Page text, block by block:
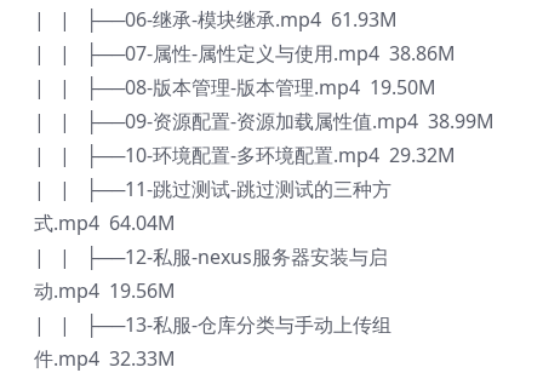
| | ├──06-继承-模块继承.mp4 61.93M
| | ├──07-属性-属性定义与使用.mp4 38.86M
| | ├──08-版本管理-版本管理.mp4 19.50M
| | ├──09-资源配置-资源加载属性值.mp4 38.99M
| | ├──10-环境配置-多环境配置.mp4 29.32M
| | ├──11-跳过测试-跳过测试的三种方
式.mp4 64.04M
| | ├──12-私服-nexus服务器安装与启
动.mp4 19.56M
| | ├──13-私服-仓库分类与手动上传组
件.mp4 32.33M